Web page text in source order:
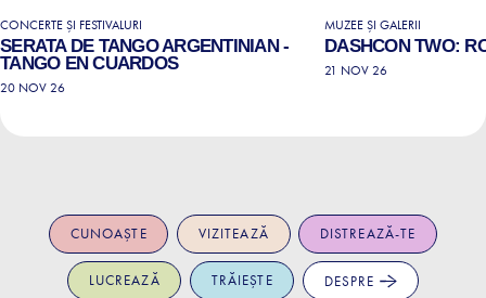
CONCERTE ȘI FESTIVALURI
SERATA DE TANGO ARGENTINIAN -
TANGO EN CUARDOS
20 NOV 26
MUZEE ȘI GALERII
DASHCON TWO:
21 NOV 26
CUNOAȘTE VIZITEAZĂ DISTREAZĂ-TE
LUCREAZĂ TRĂIEȘTE DESPRE